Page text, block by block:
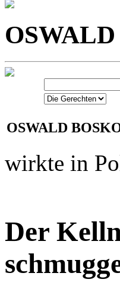
OSWALD
wirkte in
Der